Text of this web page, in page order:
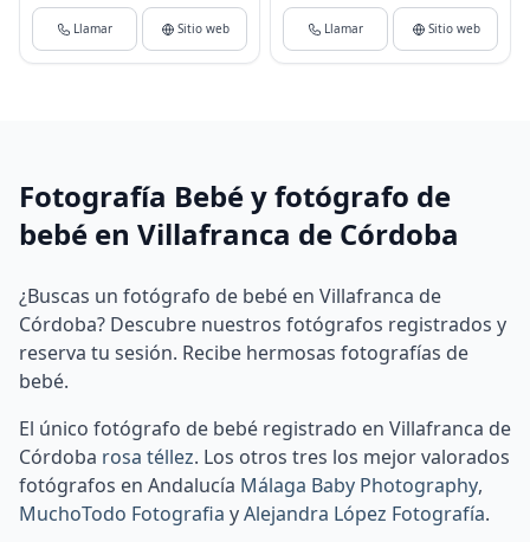
Llamar Sitio web Llamar Sitio web
Fotografía Bebé y fotógrafo de
bebé en Villafranca de Córdoba
¿Buscas un fotógrafo de bebé en Villafranca de
Córdoba? Descubre nuestros fotógrafos registrados y
reserva tu sesión. Recibe hermosas fotografías de
bebé.
El único fotógrafo de bebé registrado en Villafranca de
Córdoba rosa téllez. Los otros tres los mejor valorados
fotógrafos en Andalucía Málaga Baby Photography,
MuchoTodo Fotografia yAlejandra López Fotografía.